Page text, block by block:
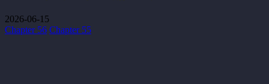
2026-06-15
Chapter 56 Chapter 55